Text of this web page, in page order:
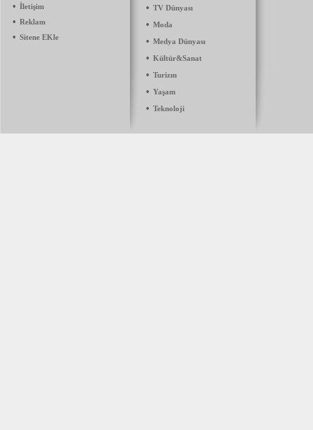
• İletişim
• Reklam
• Sitene EKle
• TV Dünyası
• Moda
• Medya Dünyası
• Kültür&Sanat
• Turizm
• Yaşam
• Teknoloji